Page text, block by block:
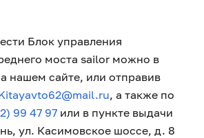
Блок управления
моста sailor можно в
нашем сайте, или отправив
, а также по
99 47 97 или в пункте выдачи
ул. Касимовское шоссе, д. 8